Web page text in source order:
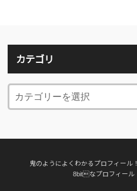
カテゴリ
鬼のようによくわかるプロフィール！
8bitなプロフィール